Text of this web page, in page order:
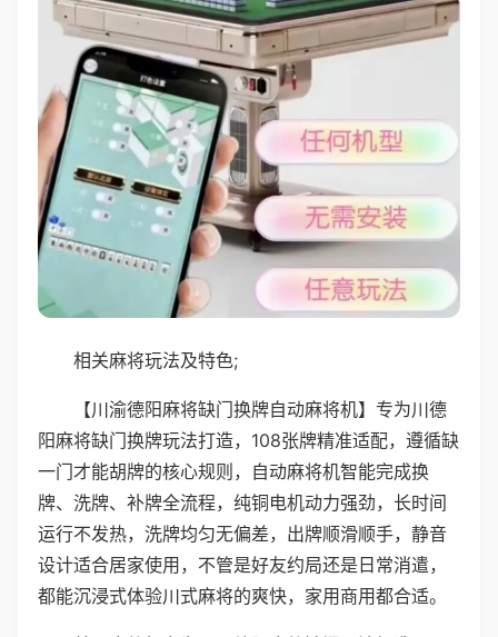
相关麻将玩法及特色;
【川渝德阳麻将缺门换牌自动麻将机】专为川德
阳麻将缺门换牌玩法打造，108张牌精准适配，遵循缺
一门才能胡牌的核心规则，自动麻将机智能完成换
牌、洗牌、补牌全流程，纯铜电机动力强劲，长时间
运行不发热，洗牌均匀无偏差，出牌顺滑顺手，静音
设计适合居家使用，不管是好友约局还是日常消遣，
都能沉浸式体验川式麻将的爽快，家用商用都合适。